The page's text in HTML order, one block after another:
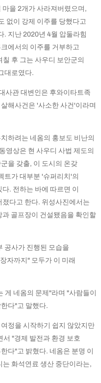
을 2개가 사라져버렸으며,
없이 강제 이주를 당했다고
. 지난 2020년 4월 압둘라힘
에서의 이주를 거부하고
후 그는 사우디 보안군의
대로였다.
사관 대변인은 후와이타트족
해사건은 '사소한 사건'이라며
하려는 네옴의 홍보도 비난의
영상은 현 사우디 사법 제도의
을 갖출, 이 도시의 온갖
트가 대부분 '슈퍼리치'의
. 전하는 바에 따르면 이
다고 한다. 위성사진에서는
골프장이 건설됐음을 확인할
공사가 진행된 모습을
자까지" 모두가 이 미래
게 네옴의 문제"라며 "사람들이
다"고 말했다.
정을 시작하기 쉽지 않았지만
서 "경제 발전과 환경 보호
다"고 밝혔다. 네옴은 분명 이
화석연료 생산 중단이라는,